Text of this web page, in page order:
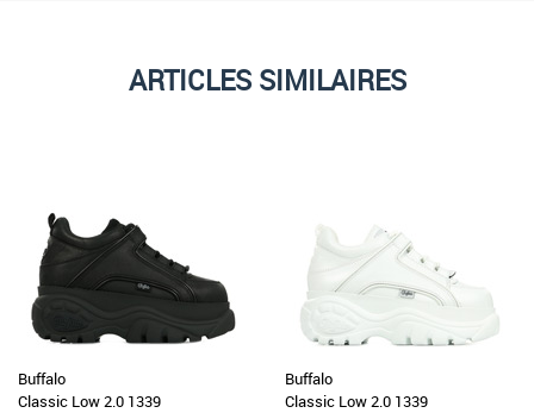
ARTICLES SIMILAIRES
Buffalo
Classic Low 2.0 1339
Buffalo
Classic Low 2.0 1339